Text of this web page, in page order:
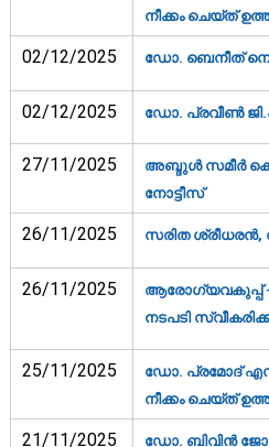
നീക്കം ചെയ്ത്
02/12/2025 ഡോ. ബെനീത്
02/12/2025 ഡോ. പ്രവീണ്‍
27/11/2025
അബ്ദുള്‍ സമീര്‍ കെ
നോട്ടീസ്‌
26/11/2025 സരിത ശ്രീധരന്‍,
26/11/2025
ആരോഗ്യവകുപ്പ് -
നടപടി
25/11/2025
ഡോ. പ്രമോദ്
നീക്കം ചെയ്ത്
21/11/2025 ഡോ. ബിവിന്‍